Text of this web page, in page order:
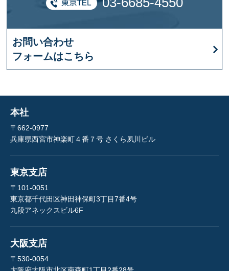
お問い合わせ
フォームはこちら
本社
〒662-0977
兵庫県西宮市神楽町４番７号 さくら夙川ビル
東京支店
〒101-0051
東京都千代田区神田神保町3丁目7番4号
九段アネックスビル6F
大阪支店
〒530-0054